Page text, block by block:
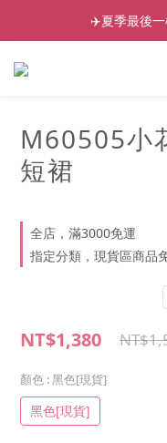
✈️夏季最後
M60505小
短裙
全店，滿3000免運
指定分類，現貨區商品
NT$1,380
顏色 : 黑色[現貨]
黑色[現貨]